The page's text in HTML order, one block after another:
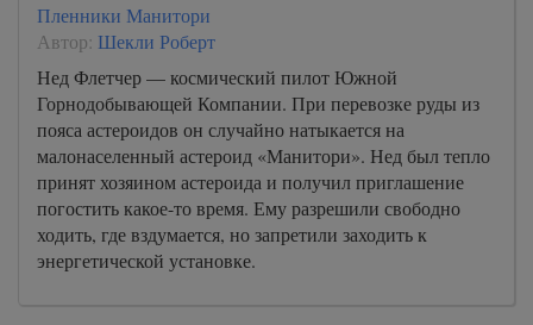
Пленники Манитори
Автор: Шекли Роберт
Нед Флетчер — космический пилот Южной
Горнодобывающей Компании. При перевозке руды из
пояса астероидов он случайно натыкается на
малонаселенный астероид «Манитори». Нед был тепло
принят хозяином астероида и получил приглашение
погостить какое-то время. Ему разрешили свободно
ходить, где вздумается, но запретили заходить к
энергетической установке.